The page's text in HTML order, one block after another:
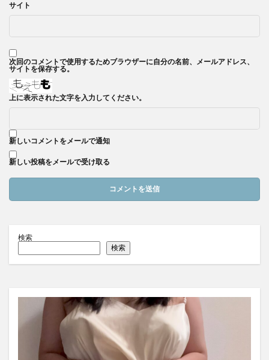
サイト
次回のコメントで使用するためブラウザーに自分の名前、メールアドレス、
サイトを保存する。
上に表示された文字を入力してください。
新しいコメントをメールで通知
新しい投稿をメールで受け取る
検索
検索